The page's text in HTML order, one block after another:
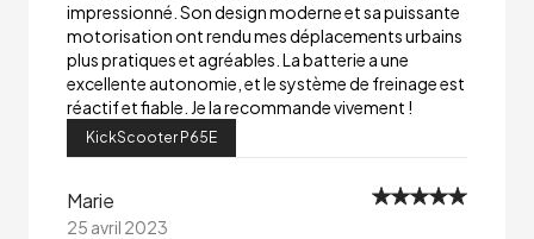
impressionné. Son design moderne et sa puissante
motorisation ont rendu mes déplacements urbains
plus pratiques et agréables. La batterie a une
excellente autonomie, et le système de freinage est
réactif et fiable. Je la recommande vivement !
KickScooter P65E
Marie
25 avril 2023